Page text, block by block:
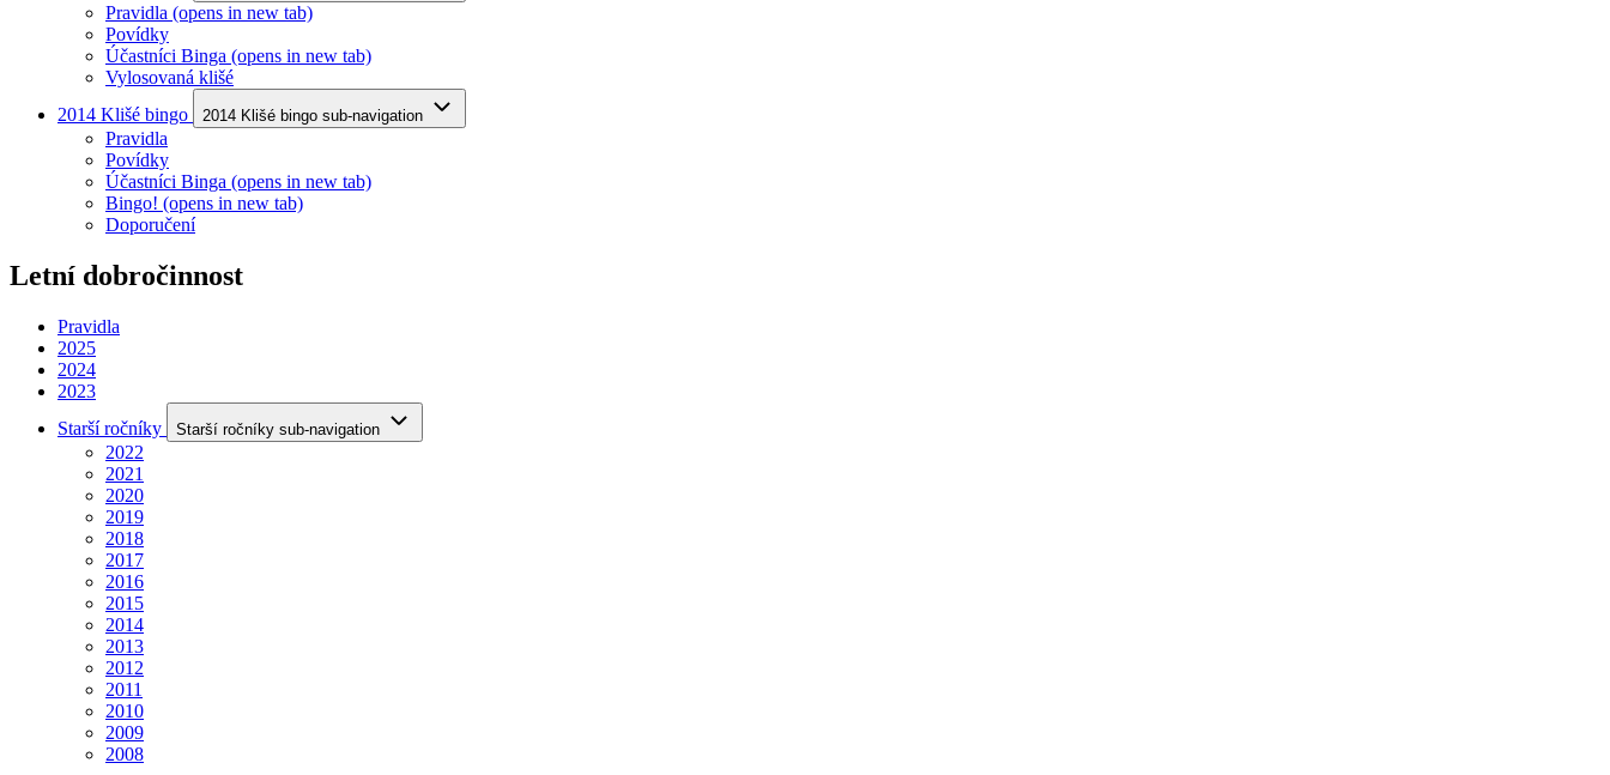
Pravidla (opens in new tab)
Povídky
Účastníci Binga (opens in new tab)
Vylosovaná klišé
2014 Klišé bingo
2014 Klišé bingo sub-navigation
Pravidla
Povídky
Účastníci Binga (opens in new tab)
Bingo! (opens in new tab)
Doporučení
Letní dobročinnost
Pravidla
2025
2024
2023
Starší ročníky
Starší ročníky sub-navigation
2022
2021
2020
2019
2018
2017
2016
2015
2014
2013
2012
2011
2010
2009
2008